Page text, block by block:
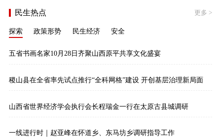
民生热点 更多 >
探索 政策形势 民生经济 安全
五省书画名家10月28日齐聚山西原平共享文化盛宴
稷山县在全省率先试点推行“全科网格”建设 开创基层治理新局面
山西省世界经济学会执行会长程瑞金一行在太原古县城调研
一线进行时｜赵亚峰在怀道乡、东马坊乡调研指导工作